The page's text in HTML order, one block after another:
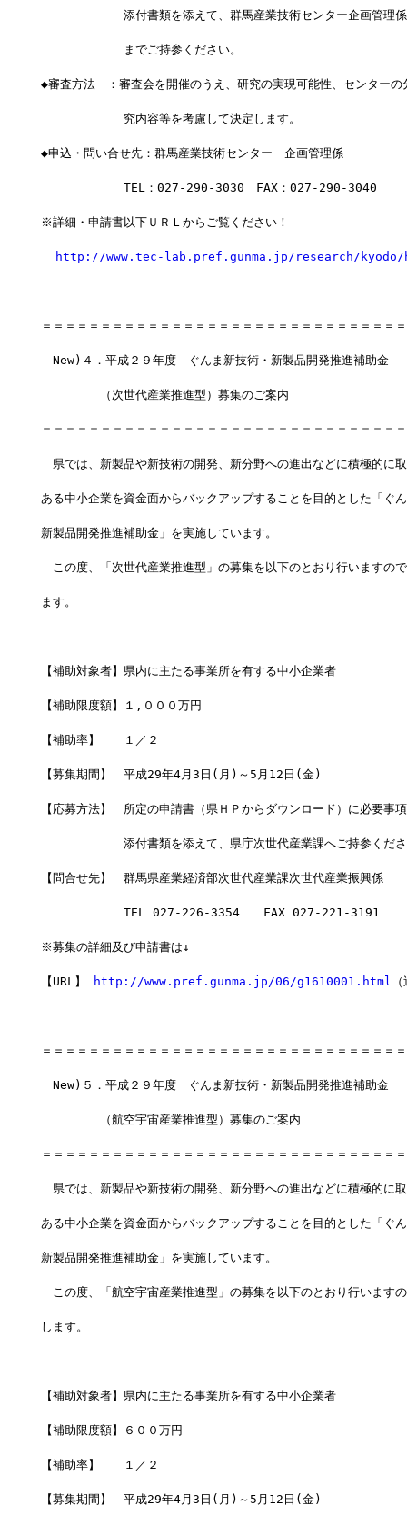
添付書類を添えて、群馬産業技術センター企画管理係
までご持参ください。
◆審査方法　：審査会を開催のうえ、研究の実現可能性、センターの
究内容等を考慮して決定します。
◆申込・問い合せ先：群馬産業技術センター　企画管理係
TEL：027-290-3030　FAX：027-290-3040
※詳細・申請書以下ＵＲＬからご覧ください！
http://www.tec-lab.pref.gunma.jp/research/kyodo/
＝＝＝＝＝＝＝＝＝＝＝＝＝＝＝＝＝＝＝＝＝＝＝＝＝＝＝＝＝＝
New)４．平成２９年度　ぐんま新技術・新製品開発推進補助金
（次世代産業推進型）募集のご案内
＝＝＝＝＝＝＝＝＝＝＝＝＝＝＝＝＝＝＝＝＝＝＝＝＝＝＝＝＝＝
県では、新製品や新技術の開発、新分野への進出などに積極的に
ある中小企業を資金面からバックアップすることを目的とした「ぐ
新製品開発推進補助金」を実施しています。
この度、「次世代産業推進型」の募集を以下のとおり行いますの
ます。
【補助対象者】県内に主たる事業所を有する中小企業者
【補助限度額】１,０００万円
【補助率】　　１／２
【募集期間】　平成29年4月3日(月)～5月12日(金)
【応募方法】　所定の申請書（県ＨＰからダウンロード）に必要事
添付書類を添えて、県庁次世代産業課へご持参くださ
【問合せ先】　群馬県産業経済部次世代産業課次世代産業振興係
TEL 027-226-3354　　FAX 027-221-3191
※募集の詳細及び申請書は↓
【URL】 http://www.pref.gunma.jp/06/g1610001.html
＝＝＝＝＝＝＝＝＝＝＝＝＝＝＝＝＝＝＝＝＝＝＝＝＝＝＝＝＝＝
New)５．平成２９年度　ぐんま新技術・新製品開発推進補助金
（航空宇宙産業推進型）募集のご案内
＝＝＝＝＝＝＝＝＝＝＝＝＝＝＝＝＝＝＝＝＝＝＝＝＝＝＝＝＝＝
県では、新製品や新技術の開発、新分野への進出などに積極的に
ある中小企業を資金面からバックアップすることを目的とした「ぐ
新製品開発推進補助金」を実施しています。
この度、「航空宇宙産業推進型」の募集を以下のとおり行います
します。
【補助対象者】県内に主たる事業所を有する中小企業者
【補助限度額】６００万円
【補助率】　　１／２
【募集期間】　平成29年4月3日(月)～5月12日(金)